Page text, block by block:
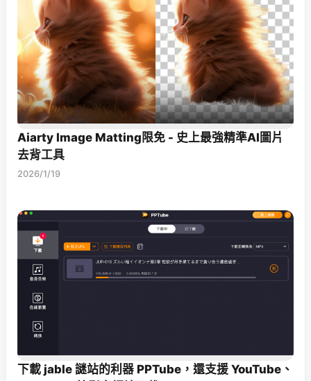
Aiarty Image Matting限免 - 史上最強精準AI圖片
去背工具
2026/1/19
下載 jable 謎站的利器 PPTube，還支援 YouTube、